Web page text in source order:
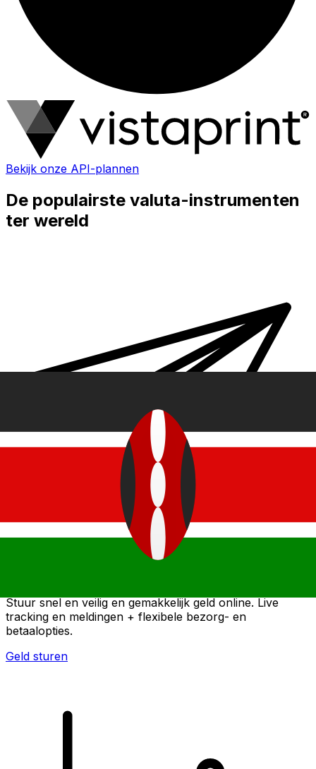
Bekijk onze API-plannen
De populairste valuta-instrumenten
ter wereld
Stuur snel en veilig en gemakkelijk geld online. Live
tracking en meldingen + flexibele bezorg- en
betaalopties.
Geld sturen